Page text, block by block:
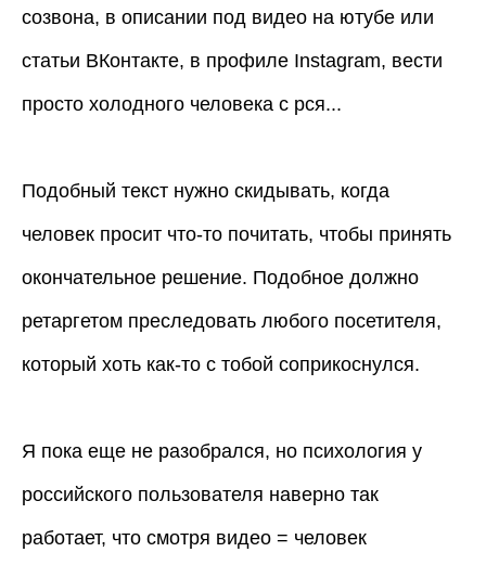
созвона, в описании под видео на ютубе или
статьи ВКонтакте, в профиле Instagram, вести
просто холодного человека с рся...
Подобный текст нужно скидывать, когда
человек просит что-то почитать, чтобы принять
окончательное решение. Подобное должно
ретаргетом преследовать любого посетителя,
который хоть как-то с тобой соприкоснулся.
Я пока еще не разобрался, но психология у
российского пользователя наверно так
работает, что смотря видео = человек